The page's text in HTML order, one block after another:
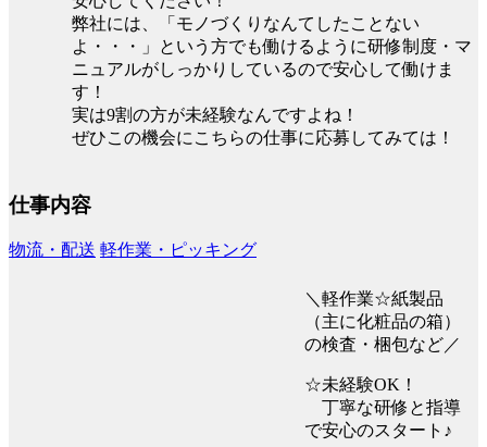
弊社には、「モノづくりなんてしたことない
よ・・・」という方でも働けるように研修制度・マ
ニュアルがしっかりしているので安心して働けま
す！
実は9割の方が未経験なんですよね！
ぜひこの機会にこちらの仕事に応募してみては！
仕事内容
物流・配送 軽作業・ピッキング
＼軽作業☆紙製品
（主に化粧品の箱）
の検査・梱包など／
☆未経験OK！
丁寧な研修と指導
で安心のスタート♪